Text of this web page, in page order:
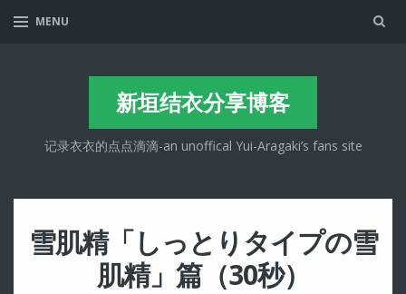
MENU
新垣结衣分享博客
记录衣衣的点点滴滴-an unoffical Yui-Aragaki’s fans site
雪肌精「しっとりタイプの雪
肌精」篇（30秒）